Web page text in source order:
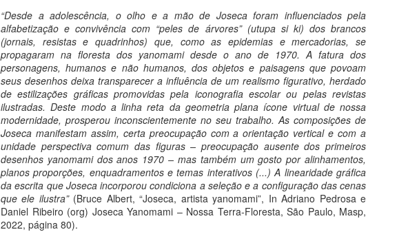
“Desde a adolescência, o olho e a mão de Joseca foram influenciados pela
alfabetização e convivência com “peles de árvores” (utupa si ki) dos brancos
(jornais, resistas e quadrinhos) que, como as epidemias e mercadorias, se
propagaram na floresta dos yanomami desde o ano de 1970. A fatura dos
personagens, humanos e não humanos, dos objetos e paisagens que povoam
seus desenhos deixa transparecer a influência de um realismo figurativo, herdado
de estilizações gráficas promovidas pela iconografia escolar ou pelas revistas
ilustradas. Deste modo a linha reta da geometria plana ícone virtual de nossa
modernidade, prosperou inconscientemente no seu trabalho. As composições de
Joseca manifestam assim, certa preocupação com a orientação vertical e com a
unidade perspectiva comum das figuras – preocupação ausente dos primeiros
desenhos yanomami dos anos 1970 – mas também um gosto por alinhamentos,
planos proporções, enquadramentos e temas interativos (...) A linearidade gráfica
da escrita que Joseca incorporou condiciona a seleção e a configuração das cenas
que ele ilustra”(Bruce Albert, “Joseca, artista yanomami”, In Adriano Pedrosa e
Daniel Ribeiro (org) Joseca Yanomami – Nossa Terra-Floresta, São Paulo, Masp,
2022, página 80).
descortinar aos seus
alma. As esculturas
retratado, do mais humilde